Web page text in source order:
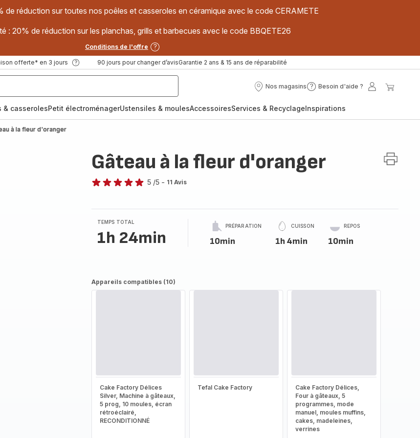
de réduction sur toutes nos poêles et casseroles en céramique avec le code CERAMETE
: 20% de réduction sur les planchas, grills et barbecues avec le code BBQETE26
Conditions de l'offre
offerte* en 3 jours 90 jours pour changer d’avisGarantie 2 ans & 15 ans de réparabilité
Nos magasins
Nos
Besoin d'aide ?
Besoin
?
Mon
& casserolesPetit électroménagerUstensiles & moulesAccessoiresServices & RecyclageInspirations
à la fleur d'oranger
Gâteau à la fleur d'oranger
étoiles
(moyenne)
5 /5 - 11 Avis
TEMPS TOTAL
1h 24min
PRÉPARATION
10min
CUISSON
1h 4min
REPOS
10min
Appareils compatibles (10)
Cake Factory Délices
Silver, Machine à gâteaux,
5 prog, 10 moules, écran
rétroéclairé,
RECONDITIONNÉ
Tefal Cake Factory
Cake Factory Délices,
Four à gâteaux, 5
programmes, mode
manuel, moules muffins,
cakes, madeleines,
verrines